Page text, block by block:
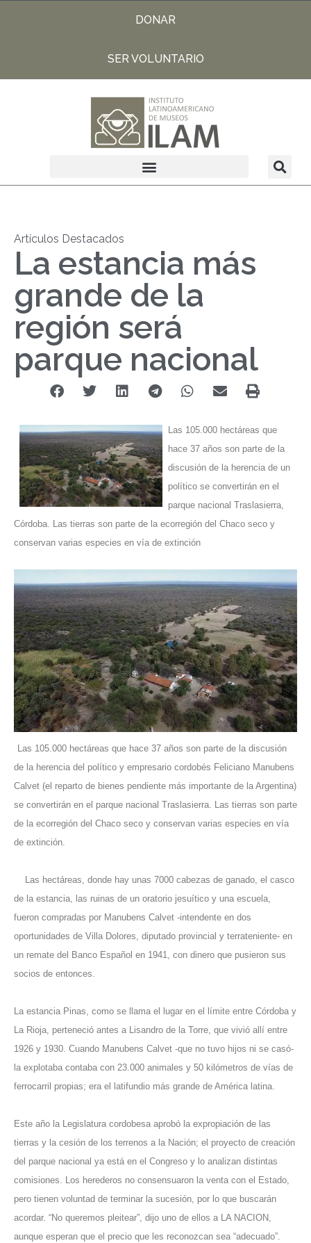
DONAR
SER VOLUNTARIO
Artículos Destacados
La estancia más
grande de la
región será
parque nacional
Las 105.000 hectáreas que
hace 37 años son parte de la
discusión de la herencia de un
político se convertirán en el
parque nacional Traslasierra,
Córdoba. Las tierras son parte de la ecorregión del Chaco seco y
conservan varias especies en vía de extinción
Las 105.000 hectáreas que hace 37 años son parte de la discusión
de la herencia del político y empresario cordobés Feliciano Manubens
Calvet (el reparto de bienes pendiente más importante de la Argentina)
se convertirán en el parque nacional Traslasierra. Las tierras son parte
de la ecorregión del Chaco seco y conservan varias especies en vía
de extinción.
Las hectáreas, donde hay unas 7000 cabezas de ganado, el casco
de la estancia, las ruinas de un oratorio jesuítico y una escuela,
fueron compradas por Manubens Calvet -intendente en dos
oportunidades de Villa Dolores, diputado provincial y terrateniente- en
un remate del Banco Español en 1941, con dinero que pusieron sus
socios de entonces.
La estancia Pinas, como se llama el lugar en el límite entre Córdoba y
La Rioja, perteneció antes a Lisandro de la Torre, que vivió allí entre
1926 y 1930. Cuando Manubens Calvet -que no tuvo hijos ni se casó-
la explotaba contaba con 23.000 animales y 50 kilómetros de vías de
ferrocarril propias; era el latifundio más grande de América latina.
Este año la Legislatura cordobesa aprobó la expropiación de las
tierras y la cesión de los terrenos a la Nación; el proyecto de creación
del parque nacional ya está en el Congreso y lo analizan distintas
comisiones. Los herederos no consensuaron la venta con el Estado,
pero tienen voluntad de terminar la sucesión, por lo que buscarán
acordar. “No queremos pleitear”, dijo uno de ellos a LA NACION,
aunque esperan que el precio que les reconozcan sea “adecuado”.